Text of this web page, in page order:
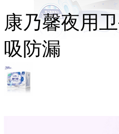
康乃馨夜用
吸防漏